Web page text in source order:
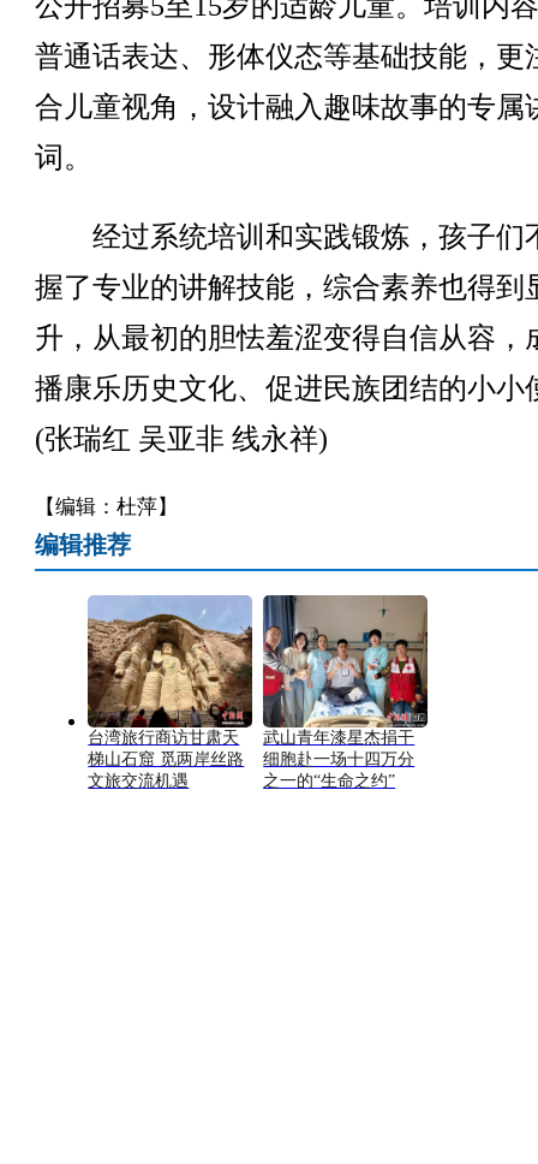
普通话表达、形体仪态等基础技能，更
合儿童视角，设计融入趣味故事的专属
词。
经过系统培训和实践锻炼，孩子们
握了专业的讲解技能，综合素养也得到
升，从最初的胆怯羞涩变得自信从容，
播康乐历史文化、促进民族团结的小小
(张瑞红 吴亚非 线永祥)
【编辑：杜萍】
编辑推荐
台湾旅行商访甘肃天
梯山石窟 觅两岸丝路
文旅交流机遇
武山青年漆星杰捐干
细胞赴一场十四万分
之一的“生命之约”